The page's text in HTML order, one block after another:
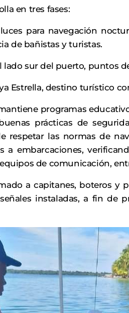
en tres fases:
para navegación
de bañistas y turistas.
lado sur del puerto, puntos
Estrella, destino turístico
programas
prácticas de
respetar las normas de
a embarcaciones,
de comunicación,
a capitanes, boteros y
instaladas, a fin de